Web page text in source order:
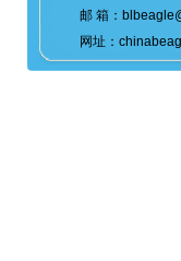
邮 箱：
网址：